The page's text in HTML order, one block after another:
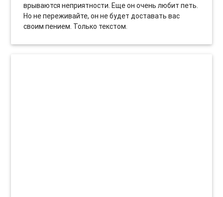
врываются неприятности. Еще он очень любит петь.
Но не переживайте, он не будет доставать вас
своим пением. Только текстом.